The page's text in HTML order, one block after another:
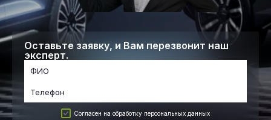
Оставьте заявку, и Вам перезвонит наш
эксперт.
Согласен на обработку персональных данных